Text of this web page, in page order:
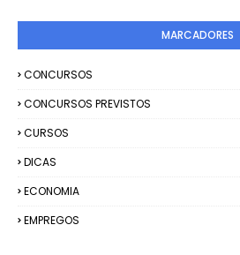
MARCADORES
CONCURSOS
CONCURSOS PREVISTOS
CURSOS
DICAS
ECONOMIA
EMPREGOS